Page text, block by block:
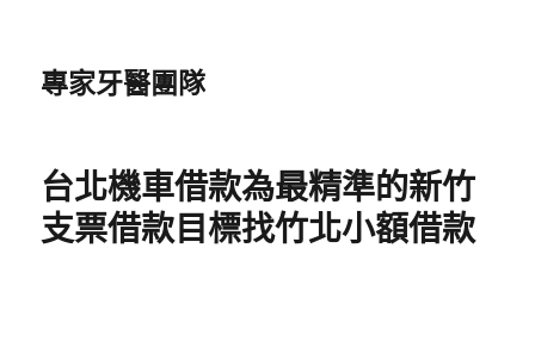
專家牙醫團隊
台北機車借款為最精準的新竹
支票借款目標找竹北小額借款